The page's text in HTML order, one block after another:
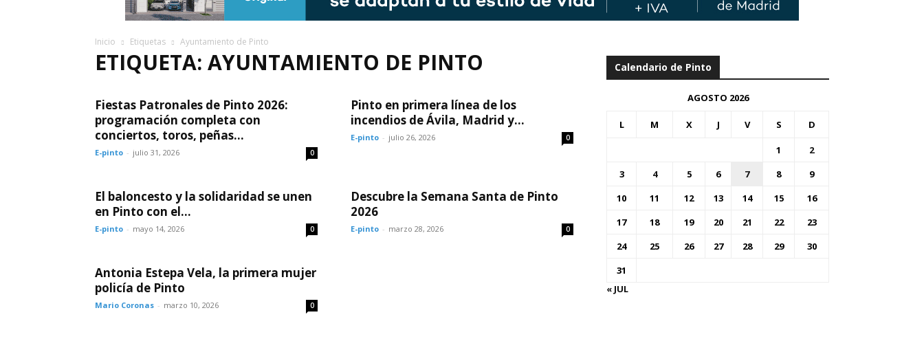
Inicio Etiquetas Ayuntamiento de Pinto
ETIQUETA: AYUNTAMIENTO DE PINTO
Fiestas Patronales de Pinto 2026:
programación completa con
conciertos, toros, peñas...
E-pinto - julio 31, 2026 0
Pinto en primera línea de los
incendios de Ávila, Madrid y...
E-pinto - julio 26, 2026 0
El baloncesto y la solidaridad se unen
en Pinto con el...
E-pinto - mayo 14, 2026 0
Descubre la Semana Santa de Pinto
2026
E-pinto - marzo 28, 2026 0
Antonia Estepa Vela, la primera mujer
policía de Pinto
Mario Coronas - marzo 10, 2026 0
Calendario de Pinto
AGOSTO 2026
L M X J V S D
1
2
3
4 5 6 7 8
9
10
11 12 13 14 15
16
17
18 19 20 21 22
23
24
25 26 27 28 29
30
31
« JUL